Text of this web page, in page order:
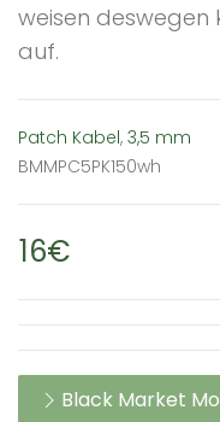
weisen deswegen
auf.
Patch Kabel, 3,5 mm
BMMPC5PK150wh
16€
Black Market